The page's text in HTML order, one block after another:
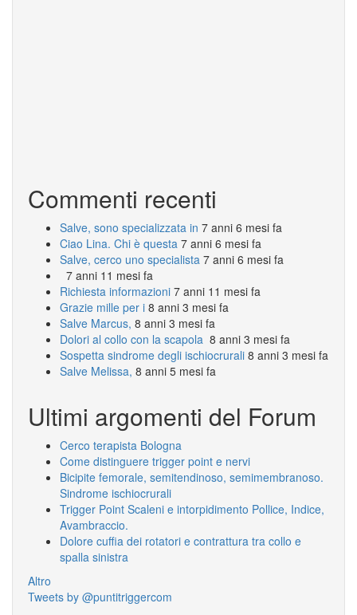
Commenti recenti
Salve, sono specializzata in 7 anni 6 mesi fa
Ciao Lina. Chi è questa 7 anni 6 mesi fa
Salve, cerco uno specialista 7 anni 6 mesi fa
7 anni 11 mesi fa
Richiesta informazioni 7 anni 11 mesi fa
Grazie mille per i 8 anni 3 mesi fa
Salve Marcus, 8 anni 3 mesi fa
Dolori al collo con la scapola 8 anni 3 mesi fa
Sospetta sindrome degli ischiocrurali 8 anni 3 mesi fa
Salve Melissa, 8 anni 5 mesi fa
Ultimi argomenti del Forum
Cerco terapista Bologna
Come distinguere trigger point e nervi
Bicipite femorale, semitendinoso, semimembranoso.
Sindrome ischiocrurali
Trigger Point Scaleni e intorpidimento Pollice, Indice,
Avambraccio.
Dolore cuffia dei rotatori e contrattura tra collo e
spalla sinistra
Altro
Tweets by @puntitriggercom